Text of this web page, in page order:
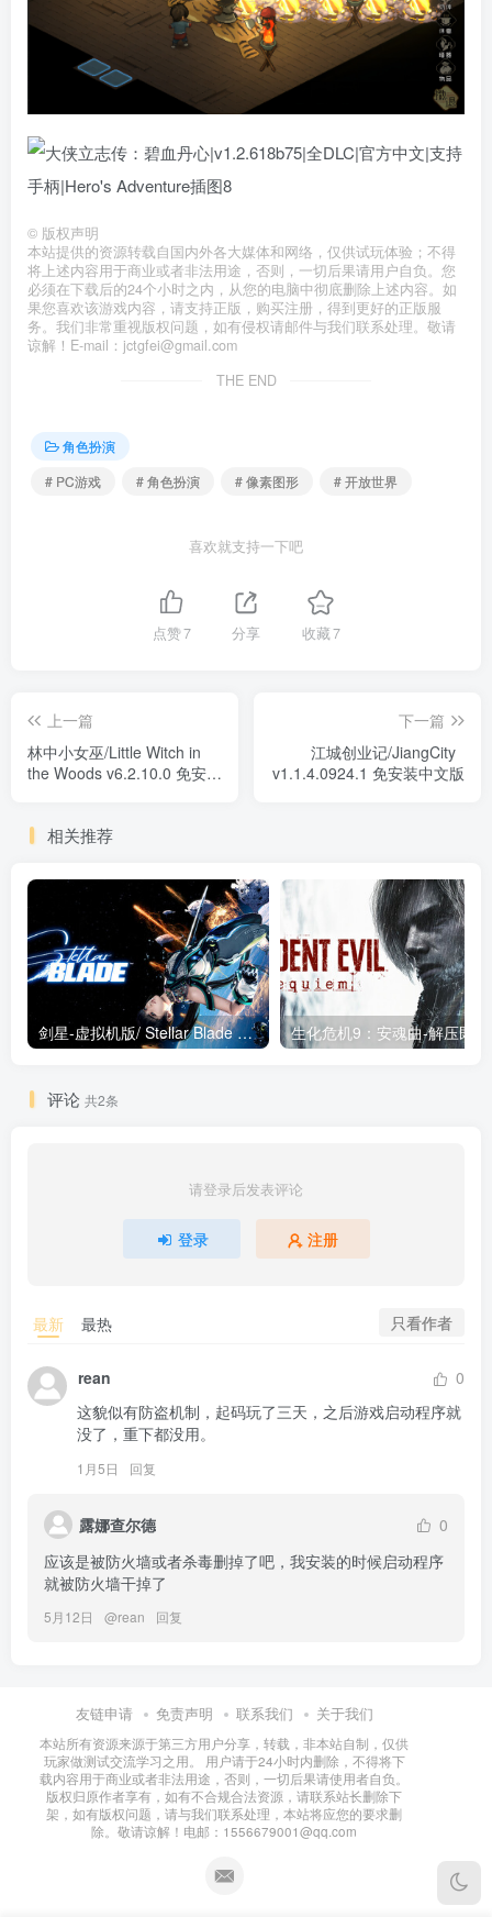
© 版权声明
本站提供的资源转载自国内外各大媒体和网络，仅供试玩体验；不得
将上述内容用于商业或者非法用途，否则，一切后果请用户自负。您
必须在下载后的24个小时之内，从您的电脑中彻底删除上述内容。如
果您喜欢该游戏内容，请支持正版，购买注册，得到更好的正版服
务。我们非常重视版权问题，如有侵权请邮件与我们联系处理。敬请
谅解！E-mail：jctgfei@gmail.com
THE END
角色扮演
# PC游戏
# 角色扮演 # 像素图形 # 开放世界
喜欢就支持一下吧
点赞7 分享 收藏7
上一篇
林中小女巫/Little Witch in
the Woods v6.2.10.0 免安装
下一篇
江城创业记/JiangCity
v1.1.4.0924.1 免安装中文版
相关推荐
剑星-虚拟机版/ Stellar Blade v1.4.1|Build.19963153 终极版新补丁 送修改器 免安装中文版
评论 共2条
请登录后发表评论
登录 注册
最新 最热 只看作者
rean
0
这貌似有防盗机制，起码玩了三天，之后游戏启动程序就
没了，重下都没用。
1月5日 回复
露娜查尔德
0
应该是被防火墙或者杀毒删掉了吧，我安装的时候启动程序
就被防火墙干掉了
5月12日 @rean 回复
友链申请 免责声明 联系我们 关于我们
本站所有资源来源于第三方用户分享，转载，非本站自制，仅供
玩家做测试交流学习之用。 用户请于24小时内删除，不得将下
载内容用于商业或者非法用途，否则，一切后果请使用者自负。
版权归原作者享有，如有不合规合法资源，请联系站长删除下
架，如有版权问题，请与我们联系处理，本站将应您的要求删
除。敬请谅解！电邮：1556679001@qq.com